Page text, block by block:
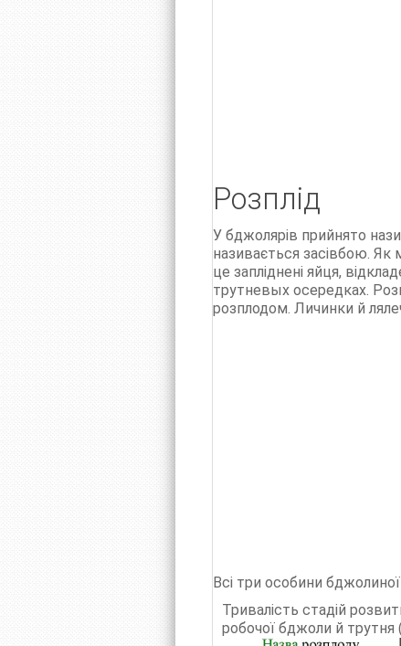
Розплід
У бджолярів прийнято
називається засівбою.
це запліднені яйця,
трутневых осередках.
розплодом. Личинки й
Всі три особини
Тривалість стадій
робочої бджоли й трутня